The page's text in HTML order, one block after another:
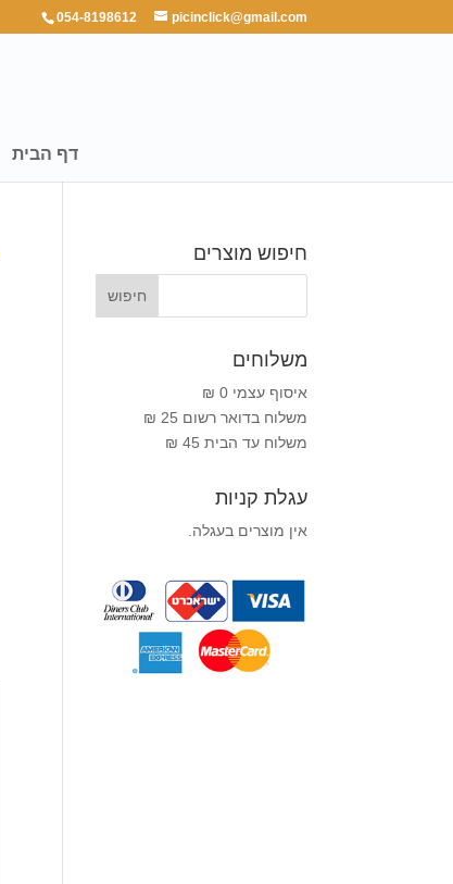
054-8198612 picinclick@gmail.com
דף הבית
חיפוש מוצרים
משלוחים
איסוף עצמי 0 ₪
משלוח בדואר רשום 25 ₪
משלוח עד הבית 45 ₪
עגלת קניות
אין מוצרים בעגלה.